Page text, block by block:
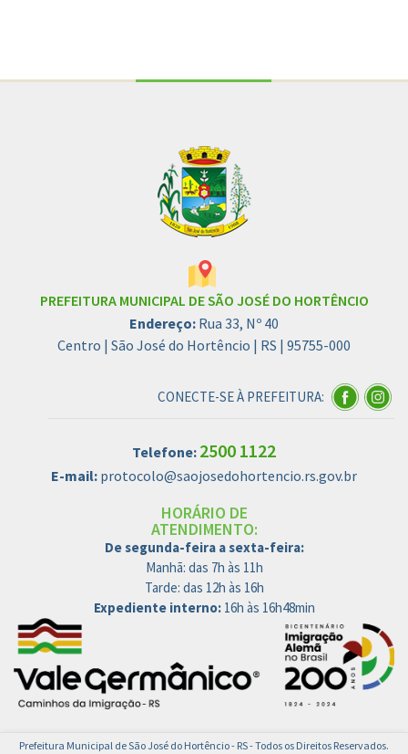
PREFEITURA MUNICIPAL DE SÃO JOSÉ DO HORTÊNCIO
Endereço: Rua 33, Nº 40
Centro | São José do Hortêncio | RS | 95755-000
CONECTE-SE À PREFEITURA:
Telefone: 2500 1122
E-mail: protocolo@saojosedohortencio.rs.gov.br
HORÁRIO DE
ATENDIMENTO:
De segunda-feira a sexta-feira:
Manhã: das 7h às 11h
Tarde: das 12h às 16h
Expediente interno: 16h às 16h48min
Prefeitura Municipal de São José do Hortêncio - RS - Todos os Direitos Reservados.